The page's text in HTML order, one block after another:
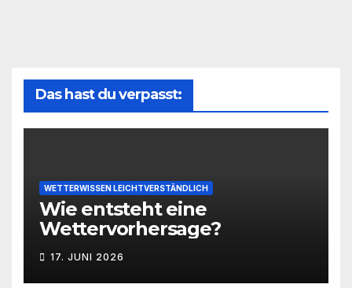
Das hast du verpasst:
WETTERWISSEN LEICHTVERSTÄNDLICH
Wie entsteht eine
Wettervorhersage?
17. JUNI 2026